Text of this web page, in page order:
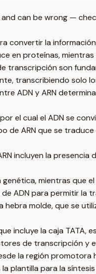
can be wrong —
convertir la
en proteínas,
transcripción son
transcribiendo solo
ADN y ARN
el cual el ADN se
de ARN que se
incluyen la
genética, mientras que
de ADN para permitir
hebra molde, que se
incluye la caja
de transcripción y
la región promotora
la plantilla para la